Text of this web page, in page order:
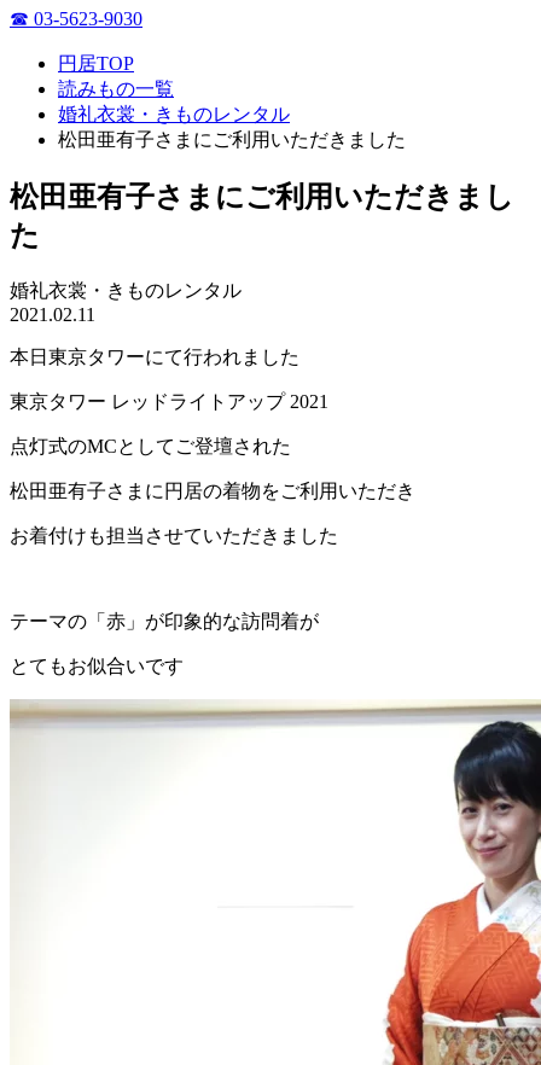
☎ 03-5623-9030
円居TOP
読みもの一覧
婚礼衣裳・きものレンタル
松田亜有子さまにご利用いただきました
松田亜有子さまにご利用いただきまし
た
婚礼衣裳・きものレンタル
2021.02.11
本日東京タワーにて行われました
東京タワー レッドライトアップ 2021
点灯式のMCとしてご登壇された
松田亜有子さまに円居の着物をご利用いただき
お着付けも担当させていただきました
テーマの「赤」が印象的な訪問着が
とてもお似合いです